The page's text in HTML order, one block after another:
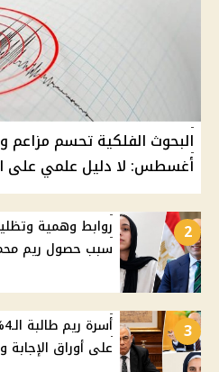
أغسطس: لا دليل علمي على
2
روابط وهمية
سبب حصول ريم محمد على 4%
3
على أوراق الإجابة